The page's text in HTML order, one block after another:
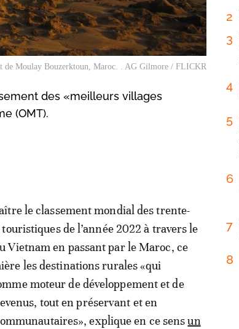
de Moulay Bouzerktoun, Maroc. . AG Gilmore / FLICKR
des «meilleurs villages
(OMT).
le classement mondial des trente-
de l’année 2022 à travers le
Vietnam en passant par le Maroc, ce
les destinations rurales «qui
moteur de développement et de
tout en préservant et en
explique en ce sensun
2
3
4
5
6
7
8